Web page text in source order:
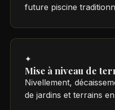
future piscine
✦
Mise à niveau de
Nivellement,
de jardins et terrains